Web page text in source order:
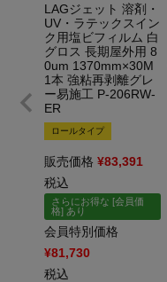
LAGジェット 溶剤・
UV・ラテックスイン
ク用塩ビフィルム 白
グロス 長期屋外用 8
0um 1370mm×30M
1本 強粘再剥離グレ
ー易施工 P-206RW-
ER
ロールタイプ
販売価格 ¥83,391
税込
さらにお得な [会員価
格] あり
会員特別価格
¥81,730
税込